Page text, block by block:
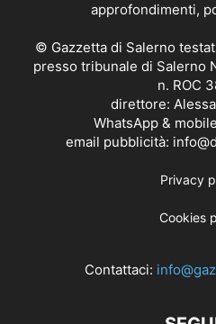
approfondimenti,
© Gazzetta di Salerno
presso tribunale di Salerno
n. ROC
direttore:
WhatsApp &
email pubblicità:
Privacy
Cookies
Contattaci: